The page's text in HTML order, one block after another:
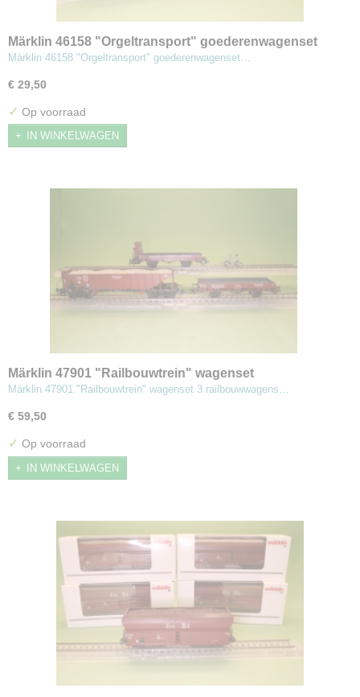
Märklin 46158 "Orgeltransport" goederenwagenset
Märklin 46158 "Orgeltransport" goederenwagenset…
€ 29,50
✓ Op voorraad
IN WINKELWAGEN
Märklin 47901 "Railbouwtrein" wagenset
Märklin 47901 "Railbouwtrein" wagenset 3 railbouwwagens…
€ 59,50
✓ Op voorraad
IN WINKELWAGEN